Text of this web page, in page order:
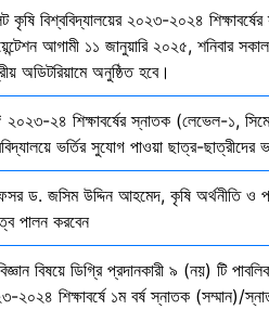
কৃষি বিশ্ববিদ্যালয়ের ২০২৩-২০২৪
আগামী ১১ জানুয়ারি ২০২৫, শনিবার
অডিটরিয়ামে অনুষ্ঠিত হবে।
২৪ শিক্ষাবর্ষের স্নাতক (লেভেল-১,
ভর্তির সুযোগ পাওয়া ছাত্র-
ড. জসিম উদ্দিন আহমেদ, কৃষি অর্থনীতি ও
পালন করবেন
বিষয়ে ডিগ্রি প্রদানকারী ৯ (নয়) টি
২০২৪ শিক্ষাবর্ষে ১ম বর্ষ স্নাতক (সম্মান)/